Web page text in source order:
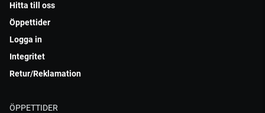
Hitta till oss
Öppettider
Logga in
Integritet
Retur/Reklamation
ÖPPETTIDER